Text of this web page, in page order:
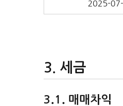
2025-
세금
매매차익